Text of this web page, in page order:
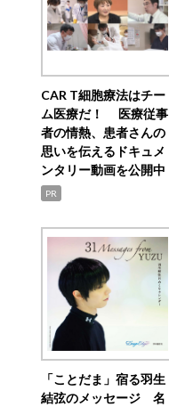
CAR T細胞療法はチー
ム医療だ！ 医療従事
者の情熱、患者さんの
思いを伝えるドキュメ
ンタリー動画を公開中
PR
「ことだま」宿る羽生
結弦のメッセージ 名